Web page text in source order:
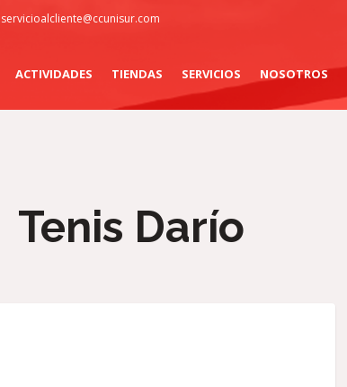
servicioalcliente@ccunisur.com
ACTIVIDADES TIENDAS SERVICIOS NOSOTROS
Tenis Darío